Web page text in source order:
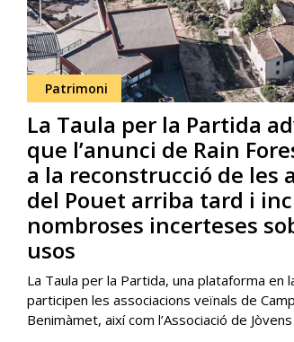
Patrimoni
La Taula per la Partida
que l’anunci de Rain
a la reconstrucció de les
del Pouet arriba tard i
nombroses incerteses
usos
La Taula per la Partida, una plataforma en
participen les associacions veïnals de
Benimàmet, així com l’Associació de